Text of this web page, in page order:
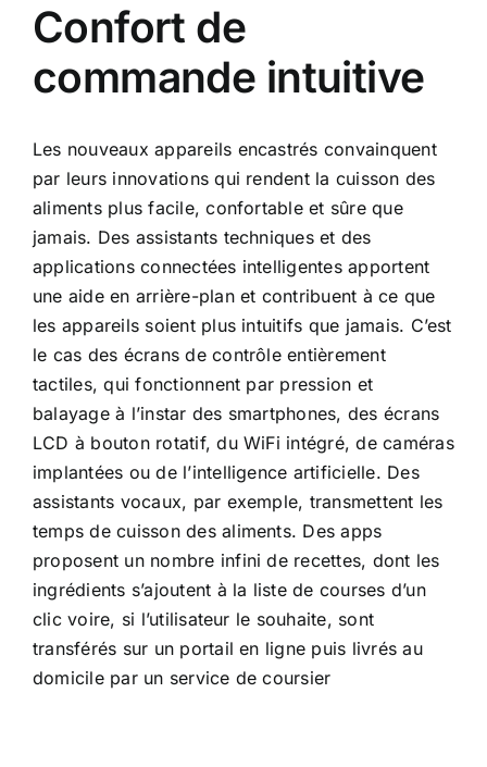
Confort de
commande intuitive
Les nouveaux appareils encastrés convainquent
par leurs innovations qui rendent la cuisson des
aliments plus facile, confortable et sûre que
jamais. Des assistants techniques et des
applications connectées intelligentes apportent
une aide en arrière-plan et contribuent à ce que
les appareils soient plus intuitifs que jamais. C’est
le cas des écrans de contrôle entièrement
tactiles, qui fonctionnent par pression et
balayage à l’instar des smartphones, des écrans
LCD à bouton rotatif, du WiFi intégré, de caméras
implantées ou de l’intelligence artificielle. Des
assistants vocaux, par exemple, transmettent les
temps de cuisson des aliments. Des apps
proposent un nombre infini de recettes, dont les
ingrédients s’ajoutent à la liste de courses d’un
clic voire, si l’utilisateur le souhaite, sont
transférés sur un portail en ligne puis livrés au
domicile par un service de coursier